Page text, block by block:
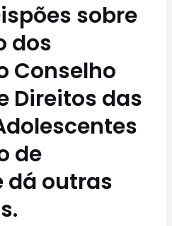
sobre
dos
Conselho
Direitos das
de
dá outras